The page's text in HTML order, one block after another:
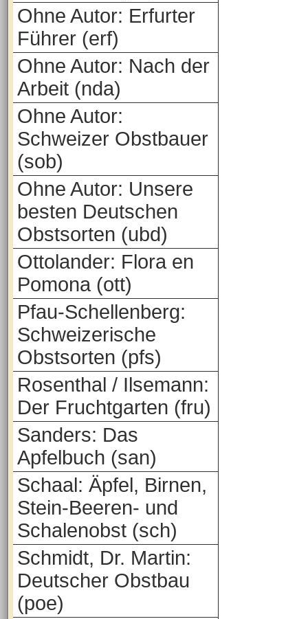
Ohne Autor: Erfurter
Führer (erf)
Ohne Autor: Nach der
Arbeit (nda)
Ohne Autor:
Schweizer Obstbauer
(sob)
Ohne Autor: Unsere
besten Deutschen
Obstsorten (ubd)
Ottolander: Flora en
Pomona (ott)
Pfau-Schellenberg:
Schweizerische
Obstsorten (pfs)
Rosenthal / Ilsemann:
Der Fruchtgarten (fru)
Sanders: Das
Apfelbuch (san)
Schaal: Äpfel, Birnen,
Stein-Beeren- und
Schalenobst (sch)
Schmidt, Dr. Martin:
Deutscher Obstbau
(poe)